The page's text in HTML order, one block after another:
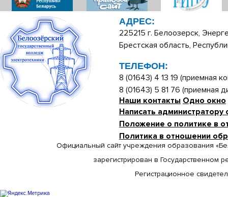
АДРЕС:
225215 г. Белоозерск,
Брестская область,
ТЕЛЕФОН:
8 (01643) 4 13 19 (приемная
8 (01643) 5 81 76 (приемная
Наши контакты Одно окно
Написать администратору
Положение о политике в
Политика в отношении
Официальный сайт учреждения образования
зарегистрирован в Государственном
Регистрационное